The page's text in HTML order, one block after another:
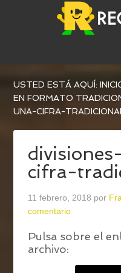
USTED ESTÁ AQUÍ:
EN FORMATO
UNA-CIFRA-
cifra-
11 febrero, 2018 por
comentario
Pulsa sobre el
archivo: